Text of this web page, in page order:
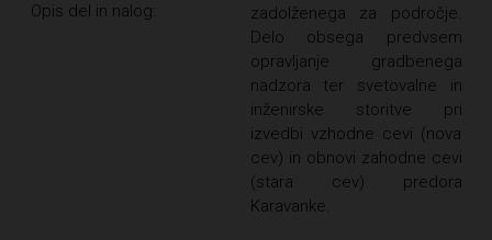
Opis del in nalog:
zadolženega za področje.
Delo obsega predvsem
opravljanje gradbenega
nadzora ter svetovalne in
inženirske storitve pri
izvedbi vzhodne cevi (nova
cev) in obnovi zahodne cevi
(stara cev) predora
Karavanke.